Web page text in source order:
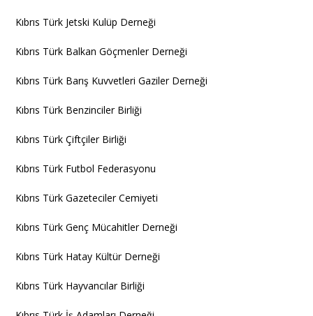
Kıbrıs Türk Jetski Kulüp Derneği
Kıbrıs Türk Balkan Göçmenler Derneği
Kıbrıs Türk Barış Kuvvetleri Gaziler Derneği
Kıbrıs Türk Benzinciler Birliği
Kıbrıs Türk Çiftçiler Birliği
Kıbrıs Türk Futbol Federasyonu
Kıbrıs Türk Gazeteciler Cemiyeti
Kıbrıs Türk Genç Mücahitler Derneği
Kıbrıs Türk Hatay Kültür Derneği
Kıbrıs Türk Hayvancılar Birliği